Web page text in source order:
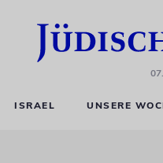
ISRAEL UNSERE